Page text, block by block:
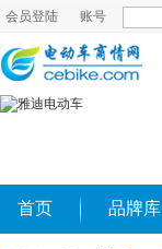
会员登陆 账号
首页 品牌库